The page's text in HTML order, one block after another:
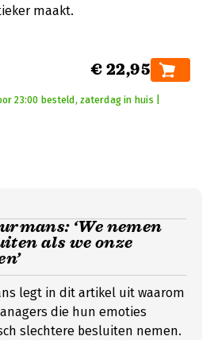
maakt.
€ 22,95
23:00 besteld, zaterdag in huis |
‘We nemen
als we onze
legt in dit artikel uit waarom
die hun emoties
slechtere besluiten nemen.